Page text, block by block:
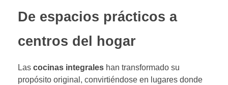
De espacios prácticos a
centros del hogar
Las cocinas integrales han transformado su
propósito original, convirtiéndose en lugares donde